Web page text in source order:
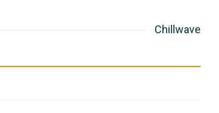
Chillwave